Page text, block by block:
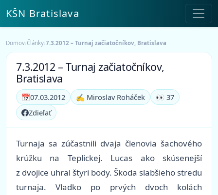
KŠN Bratislava
Domov›Články›7.3.2012 – Turnaj začiatočníkov, Bratislava
7.3.2012 – Turnaj začiatočníkov,
Bratislava
📅07.03.2012 ✍️ Miroslav Roháček
👀 37
Zdieľať
Turnaja sa zúčastnili dvaja členovia šachového
krúžku na Teplickej. Lucas ako skúsenejší
z dvojice uhral štyri body. Škoda slabšieho stredu
turnaja. Vladko po prvých dvoch kolách